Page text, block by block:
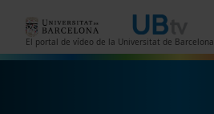
El portal de vídeo de la Universitat de Barcelona